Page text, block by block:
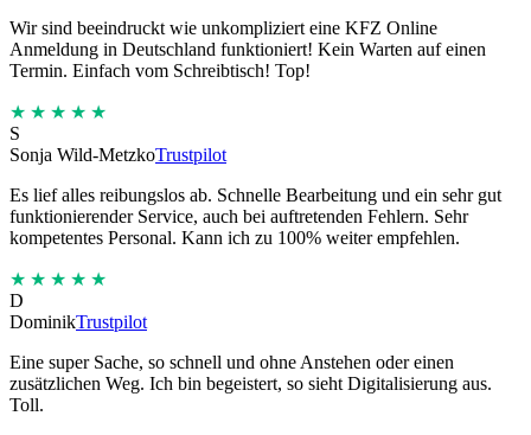
Wir sind beeindruckt wie unkompliziert eine KFZ Online
Anmeldung in Deutschland funktioniert! Kein Warten auf einen
Termin. Einfach vom Schreibtisch! Top!
★★★★★
S
Sonja Wild-MetzkoTrustpilot
Es lief alles reibungslos ab. Schnelle Bearbeitung und ein sehr gut
funktionierender Service, auch bei auftretenden Fehlern. Sehr
kompetentes Personal. Kann ich zu 100% weiter empfehlen.
★★★★★
D
DominikTrustpilot
Eine super Sache, so schnell und ohne Anstehen oder einen
zusätzlichen Weg. Ich bin begeistert, so sieht Digitalisierung aus.
Toll.